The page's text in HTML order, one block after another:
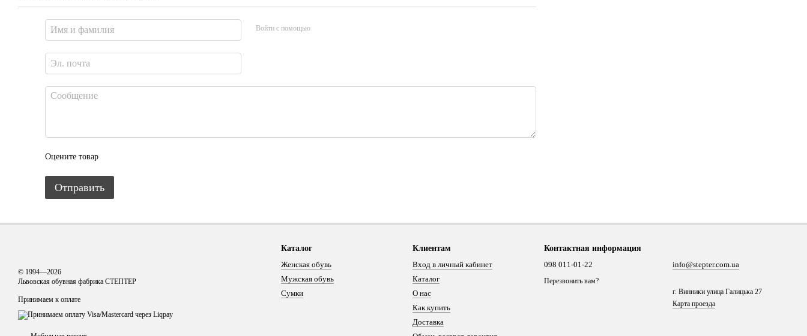
Войти с помощью
Оцените товар
Отправить
© 1994—2026
Львовская обувная фабрика СТЕПТЕР
Принимаем к оплате
Каталог
Женская обувь
Мужская обувь
Сумки
Клиентам
Вход в личный кабинет
Каталог
О нас
Как купить
Доставка
Контактная информация
098 011-01-22
Перезвонить вам?
info@stepter.com.ua
г. Винники улица Галицька 27
Карта проезда